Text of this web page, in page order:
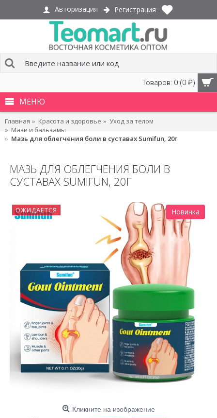
Авторизация Регистрация
Товаров: 0 (0 ₽)
МЕНЮ
Главная Красота и здоровье
Уход за телом
Мази и бальзамы
Мазь для облегчения боли в суставах Sumifun, 20г
МАЗЬ ДЛЯ ОБЛЕГЧЕНИЯ БОЛИ В
СУСТАВАХ SUMIFUN, 20Г
Новинка
ОЖИДАЕТСЯ
Кликните на изображение